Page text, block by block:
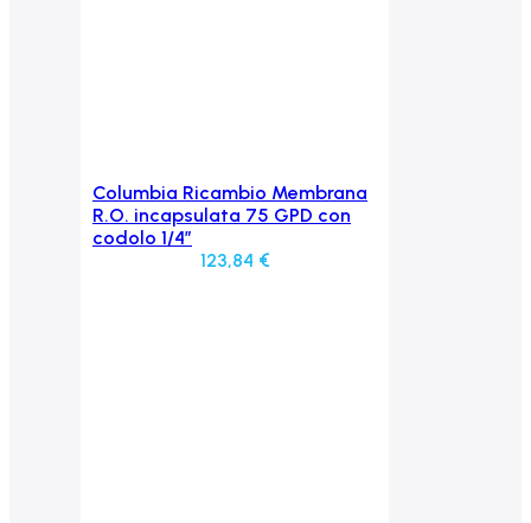
Aggiungi al carrello
Columbia Ricambio Membrana
R.O. incapsulata 75 GPD con
codolo 1/4″
123,84 €